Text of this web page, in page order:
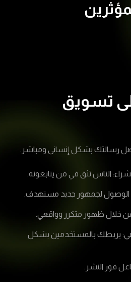
تسويق
رسالتك بشكل إنساني ومباشر.
الناس تثق في من يتابعونه.
الوصول لجمهور جديد مستهدف.
من خلال ظهور متكرر وواقعي.
يربطك بالمستخدمين بشكل
فور النشر.